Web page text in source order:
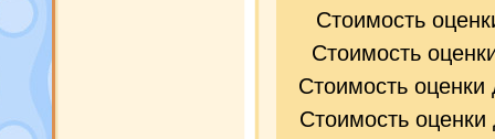
Стоимость
Стоимость
Стоимость
Стоимость